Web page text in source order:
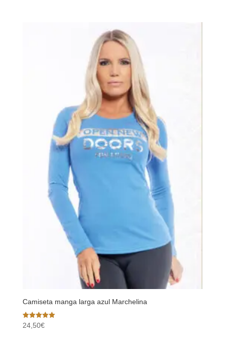
Camiseta manga larga azul Marchelina
Valorado
con
24,50€